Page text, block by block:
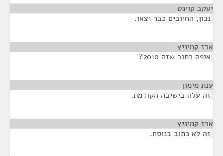
יעקב קוינט
נכון, החיובים כבר יצאו.
ארז קמיניץ
איפה כתוב שזה 2010?
ענת מימון
זה עלה בישיבה הקודמת.
ארז קמיניץ
זה לא כתוב בנוסח.